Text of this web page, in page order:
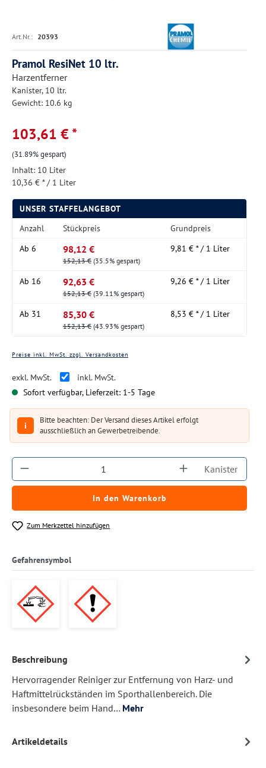
Art.Nr.: 20393
Pramol ResiNet 10 ltr.
Harzentferner
Kanister, 10 ltr.
Gewicht: 10.6 kg
103,61 € *
(31.89% gespart)
Inhalt: 10 Liter
10,36 € * / 1 Liter
UNSER STAFFELANGEBOT
Anzahl
Stückpreis
Grundpreis
Ab 6 98,12 €
152,13 € (35.5% gespart)
9,81 € * / 1 Liter
Ab 16 92,63 €
152,13 € (39.11% gespart)
9,26 € * / 1 Liter
Ab 31 85,30 €
152,13 € (43.93% gespart)
8,53 € * / 1 Liter
Preise inkl. MwSt. zzgl. Versandkosten
exkl. MwSt.
inkl. MwSt.
Sofort verfügbar, Lieferzeit: 1-5 Tage
i
Bitte beachten: Der Versand dieses Artikel erfolgt
ausschließlich an Gewerbetreibende.
Produkt Anzahl: Gib den gewünschten
Kanister
In den Warenkorb
Zum Merkzettel hinzufügen
Gefahrensymbol
Beschreibung
Hervorragender Reiniger zur Entfernung von Harz- und
Haftmittelrückständen im Sporthallenbereich. Die
insbesondere beim Hand… Mehr
Artikeldetails